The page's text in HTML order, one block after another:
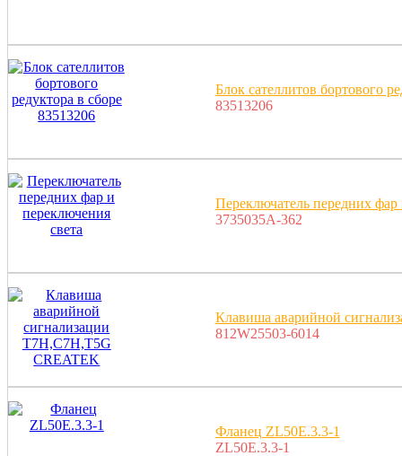
Блок сателлитов бортового
83513206
Переключатель передних фар
3735035A-362
Клавиша аварийной
812W25503-6014
Фланец ZL50E.3.3-1
ZL50E.3.3-1